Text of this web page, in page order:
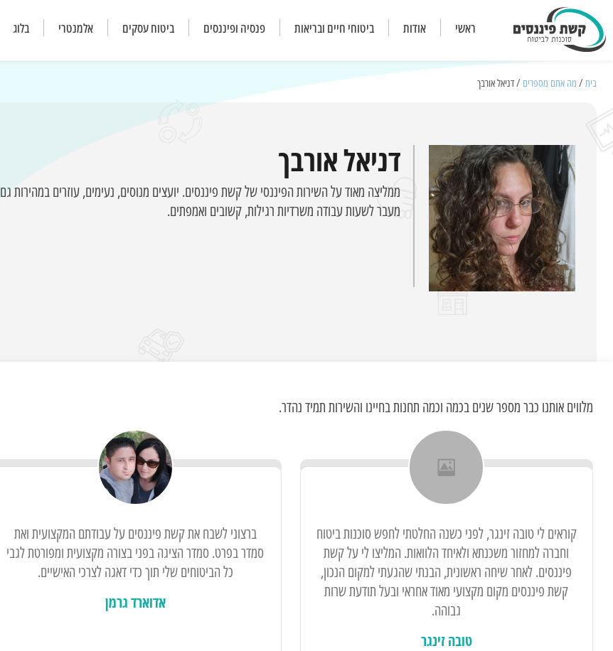
ראשי אודות ביטוחי חיים ובריאות פנסיה ופיננסים ביטוח עסקים אלמנטרי בלוג
בית / מה אתם מספרים / דניאל אורבך
דניאל אורבך
ממליצה מאוד על השירות הפיננסי של קשת פיננסים. יועצים מנוסים, נעימים, עוזרים במהירות גם
מעבר לשעות עבודה משרדיות רגילות, קשובים ואמפתים.
מלווים אותנו כבר מספר שנים בכמה וכמה תחנות בחיינו והשירות תמיד נהדר.
קוראים לי טובה זינגר, לפני כשנה החלטתי לחפש סוכנות ביטוח
וחברה למחזור משכנתא ולאיחד הלוואות. המליצו לי על קשת
פיננסים. לאחר שיחה ראשונית, הבנתי שהגעתי למקום הנכון,
קשת פיננסים מקום מקצועי מאוד אחראי ובעל תודעת שרות
גבוהה.
טובה זינגר
ברצוני לשבח את קשת פיננסים על עבודתם המקצועית ואת
סמדר בפרט. סמדר הציגה בפני בצורה מקצועית ומפורטת לגבי
כל הביטוחים שלי תוך כדי דאגה לצרכי האישיים.
אדוארד גרמן